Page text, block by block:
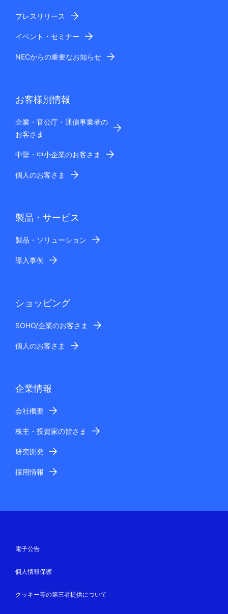
プレスリリース
イベント・セミナー
NECからの重要なお知らせ
お客様別情報
企業・官公庁・通信事業者の
お客さま
中堅・中小企業のお客さま
個人のお客さま
製品・サービス
製品・ソリューション
導入事例
ショッピング
SOHO/企業のお客さま
個人のお客さま
企業情報
会社概要
株主・投資家の皆さま
研究開発
採用情報
電子公告
個人情報保護
クッキー等の第三者提供について